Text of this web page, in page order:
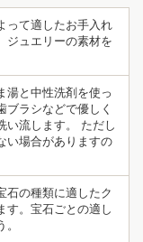
って適したお手入れ
ジュエリーの素材を
湯と中性洗剤を使っ
ブラシなどで優しく
い流します。 ただし
い場合がありますの
石の種類に適したク
す。宝石ごとの適し